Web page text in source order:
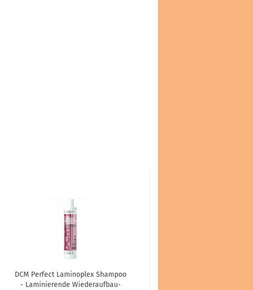
DCM Perfect Laminoplex Shampoo
- Laminierende Wiederaufbau-